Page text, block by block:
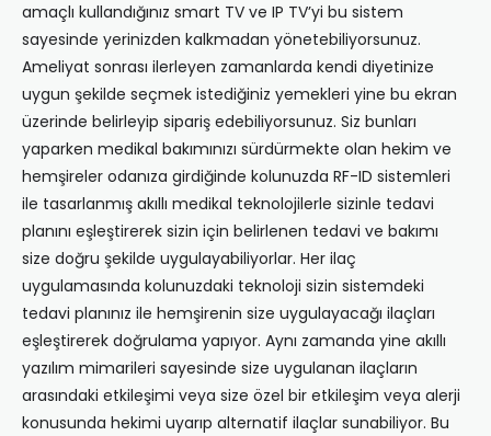
amaçlı kullandığınız smart TV ve IP TV’yi bu sistem
sayesinde yerinizden kalkmadan yönetebiliyorsunuz.
Ameliyat sonrası ilerleyen zamanlarda kendi diyetinize
uygun şekilde seçmek istediğiniz yemekleri yine bu ekran
üzerinde belirleyip sipariş edebiliyorsunuz. Siz bunları
yaparken medikal bakımınızı sürdürmekte olan hekim ve
hemşireler odanıza girdiğinde kolunuzda RF-ID sistemleri
ile tasarlanmış akıllı medikal teknolojilerle sizinle tedavi
planını eşleştirerek sizin için belirlenen tedavi ve bakımı
size doğru şekilde uygulayabiliyorlar. Her ilaç
uygulamasında kolunuzdaki teknoloji sizin sistemdeki
tedavi planınız ile hemşirenin size uygulayacağı ilaçları
eşleştirerek doğrulama yapıyor. Aynı zamanda yine akıllı
yazılım mimarileri sayesinde size uygulanan ilaçların
arasındaki etkileşimi veya size özel bir etkileşim veya alerji
konusunda hekimi uyarıp alternatif ilaçlar sunabiliyor. Bu